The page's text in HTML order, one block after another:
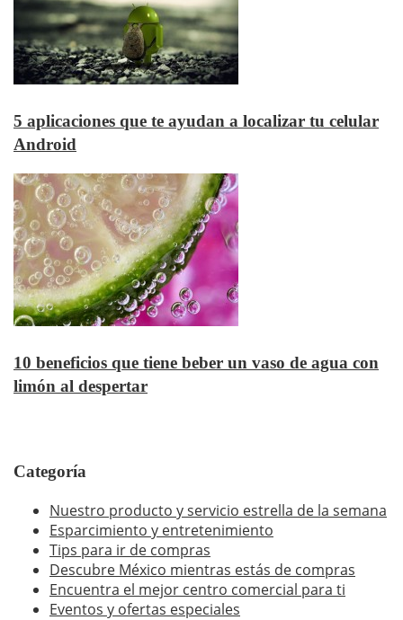
5 aplicaciones que te ayudan a localizar tu celular
Android
10 beneficios que tiene beber un vaso de agua con
limón al despertar
Categoría
Nuestro producto y servicio estrella de la semana
Esparcimiento y entretenimiento
Tips para ir de compras
Descubre México mientras estás de compras
Encuentra el mejor centro comercial para ti
Eventos y ofertas especiales